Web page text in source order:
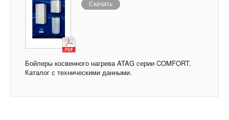
Скачать
Бойлеры косвенного нагрева ATAG серии COMFORT.
Каталог с техническими данными.